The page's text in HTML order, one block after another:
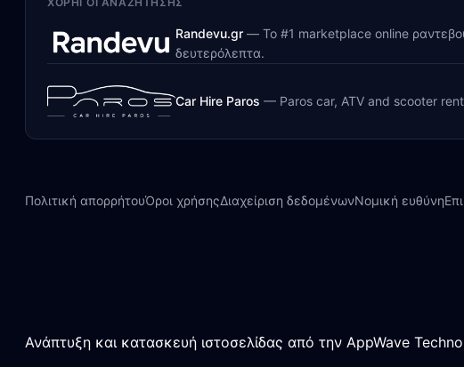
Randevu.gr — Το #1 marketplace online
δευτερόλεπτα.
Car Hire Paros — Paros car, ATV and scooter
Πολιτική απορρήτουΌροι χρήσηςΔιαχείριση δεδομένωνΝομική ευθύνη
Ανάπτυξη και κατασκευή ιστοσελίδας από την AppWave